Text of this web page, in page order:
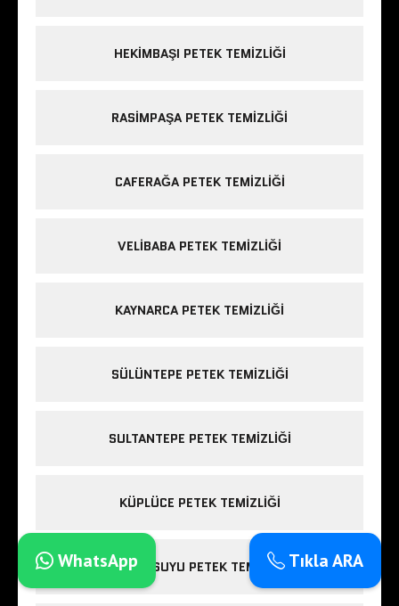
HEKIMBAŞI PETEK TEMIZLIĞI
RASIMPAŞA PETEK TEMIZLIĞI
CAFERAĞA PETEK TEMIZLIĞI
VELIBABA PETEK TEMIZLIĞI
KAYNARCA PETEK TEMIZLIĞI
SÜLÜNTEPE PETEK TEMIZLIĞI
SULTANTEPE PETEK TEMIZLIĞI
KÜPLÜCE PETEK TEMIZLIĞI
GÜMÜŞSUYU PETEK TEMIZLIĞI Tıkla ARA
WhatsApp